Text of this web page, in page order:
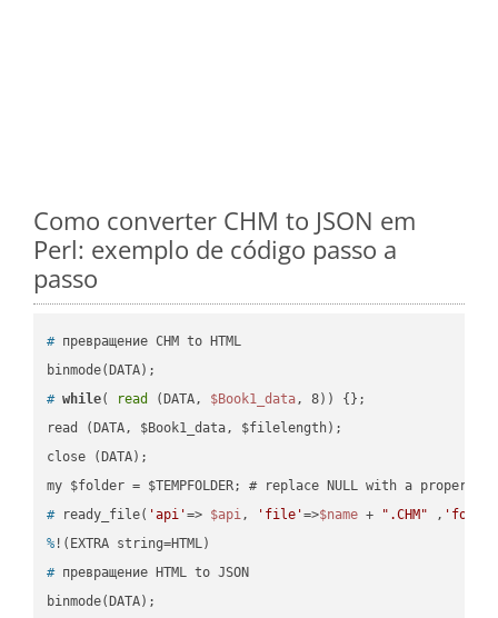
Como converter CHM to JSON em
Perl: exemplo de código passo a
passo
# превращение CHM to HTML
# while( read (DATA, $Book1_data, 8)) {};
read (DATA, $Book1_data, $filelength);
close (DATA);
# ready_file( 'api'=> $api, 'file'=>$name + ".CHM" ,
% !(EXTRA string=HTML)
# превращение HTML to JSON